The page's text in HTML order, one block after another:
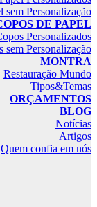
sem Personalização
DE PAPEL
Personalizados
sem Personalização
MONTRA
Restauração Mundo
Tipos&Temas
ORÇAMENTOS
BLOG
Notícias
Artigos
Quem confia em nós